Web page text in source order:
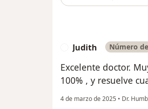
Judith Número
Excelente doctor.
100% , y resuelve
4 de marzo de 2025 • Dr.